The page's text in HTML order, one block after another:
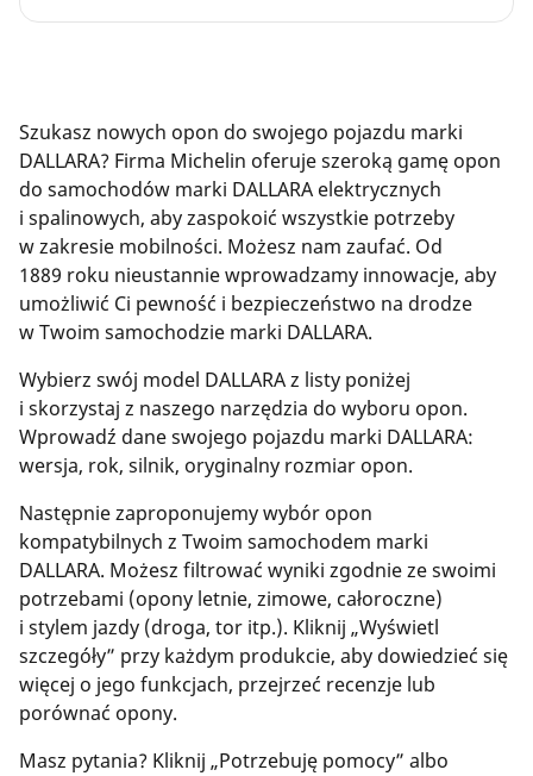
Szukasz nowych opon do swojego pojazdu marki
DALLARA? Firma Michelin oferuje szeroką gamę opon
do samochodów marki DALLARA elektrycznych
i spalinowych, aby zaspokoić wszystkie potrzeby
w zakresie mobilności. Możesz nam zaufać. Od
1889 roku nieustannie wprowadzamy innowacje, aby
umożliwić Ci pewność i bezpieczeństwo na drodze
w Twoim samochodzie marki DALLARA.
Wybierz swój model DALLARA z listy poniżej
i skorzystaj z naszego narzędzia do wyboru opon.
Wprowadź dane swojego pojazdu marki DALLARA:
wersja, rok, silnik, oryginalny rozmiar opon.
Następnie zaproponujemy wybór opon
kompatybilnych z Twoim samochodem marki
DALLARA. Możesz filtrować wyniki zgodnie ze swoimi
potrzebami (opony letnie, zimowe, całoroczne)
i stylem jazdy (droga, tor itp.). Kliknij „Wyświetl
szczegóły” przy każdym produkcie, aby dowiedzieć się
więcej o jego funkcjach, przejrzeć recenzje lub
porównać opony.
Masz pytania? Kliknij „Potrzebuję pomocy” albo